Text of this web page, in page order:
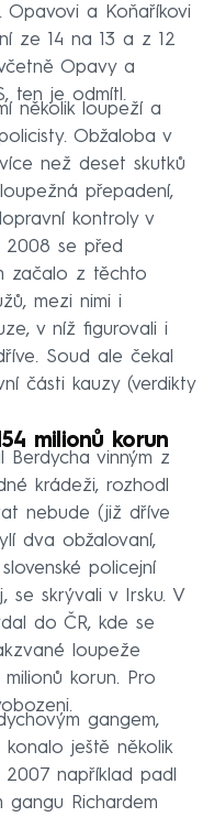
Opavovi a Koňaříkovi
ze 14 na 13 a z 12
Opavy a
ten je odmítl.
několik loupeží a
Obžaloba v
než deset skutků
přepadení,
kontroly v
2008 se před
začalo z těchto
mezi nimi i
v níž figurovali i
Soud ale čekal
části kauzy (verdikty
milionů korun
Berdycha vinným z
krádeži, rozhodl
nebude (již dříve
dva obžalovaní,
policejní
se skrývali v Irsku. V
do ČR, kde se
loupeže
korun. Pro
gangem,
konalo ještě několik
například padl
gangu Richardem